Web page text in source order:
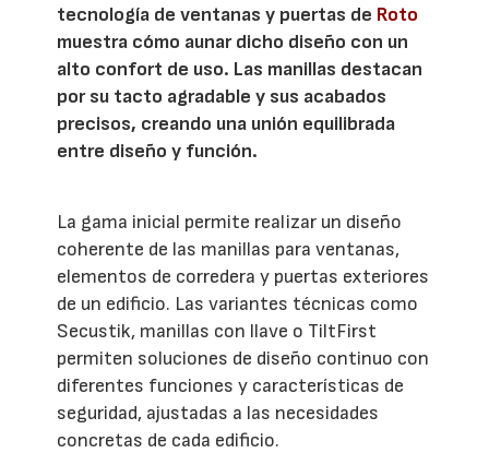
tecnología de ventanas y puertas de Roto
muestra cómo aunar dicho diseño con un
alto confort de uso. Las manillas destacan
por su tacto agradable y sus acabados
precisos, creando una unión equilibrada
entre diseño y función.
La gama inicial permite realizar un diseño
coherente de las manillas para ventanas,
elementos de corredera y puertas exteriores
de un edificio. Las variantes técnicas como
Secustik, manillas con llave o TiltFirst
permiten soluciones de diseño continuo con
diferentes funciones y características de
seguridad, ajustadas a las necesidades
concretas de cada edificio.